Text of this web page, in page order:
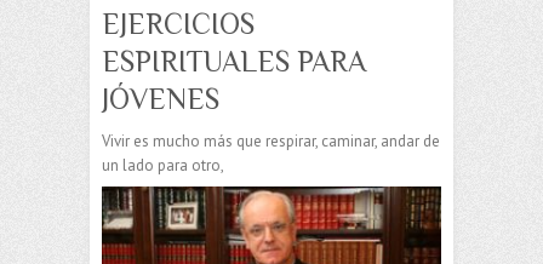
EJERCICIOS
ESPIRITUALES PARA
JÓVENES
Vivir es mucho más que respirar, caminar, andar de
un lado para otro,